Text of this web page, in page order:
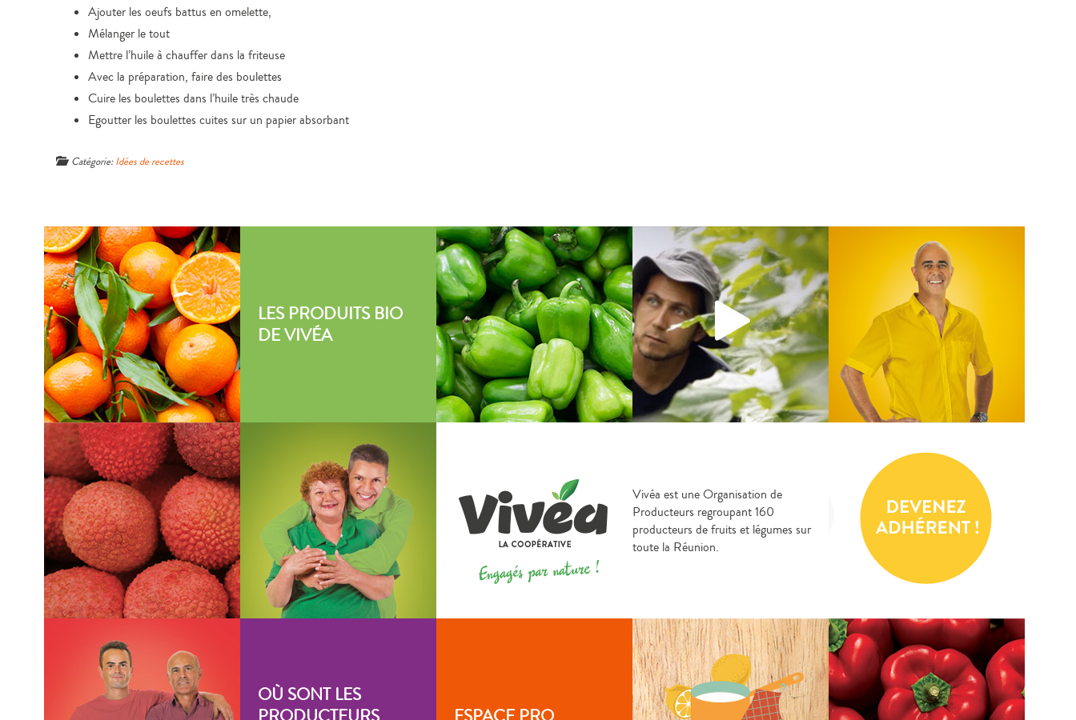
Ajouter les oeufs battus en omelette,
Mélanger le tout
Mettre l’huile à chauffer dans la friteuse
Avec la préparation, faire des boulettes
Cuire les boulettes dans l’huile très chaude
Egoutter les boulettes cuites sur un papier absorbant
Catégorie:Idées de recettes
LES PRODUITS BIO
DE VIVÉA
Vivéa est une Organisation de
Producteurs regroupant 160
producteurs de fruits et légumes sur
toute la Réunion.
OÙ SONT LES